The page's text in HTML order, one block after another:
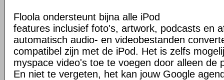
Floola ondersteunt bijna alle iPod
features inclusief foto's, artwork, podcasts en
automatisch audio- en videobestanden
compatibel zijn met de iPod. Het is zelfs
myspace video's toe te voegen door alleen de
En niet te vergeten, het kan jouw Google